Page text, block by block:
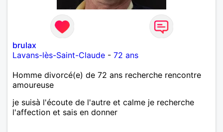
brulax
Lavans-lès-Saint-Claude - 72 ans
Homme divorcé(e) de 72 ans recherche rencontre
amoureuse
je suisà l'écoute de l'autre et calme je recherche
l'affection et sais en donner